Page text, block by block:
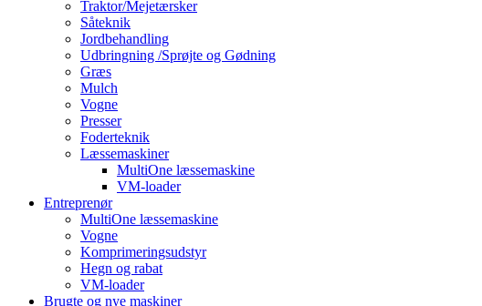
Traktor/Mejetærsker
Såteknik
Jordbehandling
Udbringning /Sprøjte og Gødning
Græs
Mulch
Vogne
Presser
Foderteknik
Læssemaskiner
MultiOne læssemaskine
VM-loader
Entreprenør
MultiOne læssemaskine
Vogne
Komprimeringsudstyr
Hegn og rabat
VM-loader
Brugte og nye maskiner